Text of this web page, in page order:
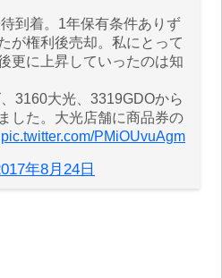
到着。1年保有条件ありず
が権利後売却。私にとって
更に上昇していったのは知
3160大光、3319GDOから
した。大光店舗に商品券の
pic.twitter.com/PMiOUvuAgm
年8月24日